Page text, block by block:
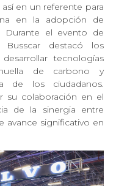
en un referente para
en la adopción de
Durante el evento de
destacó los
tecnologías
de carbono y
de los ciudadanos.
su colaboración en el
de la sinergia entre
avance significativo en